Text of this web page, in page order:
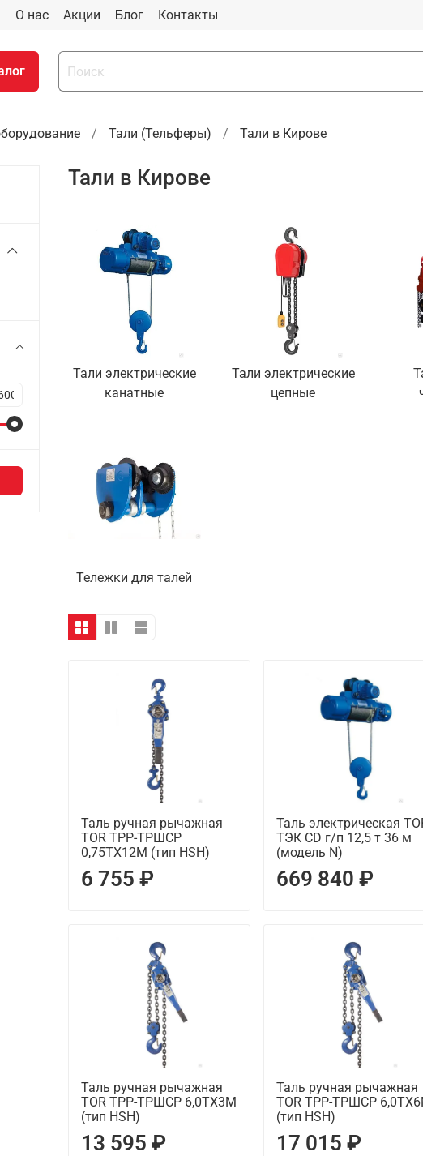
О нас Акции Блог Контакты
Тали (Тельферы) Тали в Кирове
Тали в Кирове
Тали электрические
канатные
Тали электрические
цепные
Тележки для талей
Таль ручная рычажная
TOR ТРР-ТРШСР
0,75ТХ12М (тип HSH)
6 755 ₽
Таль электрическая
ТЭК CD г/п 12,5 т 36 м
(модель N)
669 840 ₽
Таль ручная рычажная
TOR ТРР-ТРШСР 6,0ТХ3М
(тип HSH)
13 595 ₽
Таль ручная рычажная
TOR ТРР-ТРШСР
(тип HSH)
17 015 ₽